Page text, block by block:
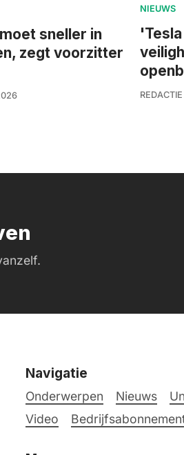
sneller in
zegt voorzitter
NIEUWS
REDACTIE
Navigatie
Onderwerpen Nieuws
Video